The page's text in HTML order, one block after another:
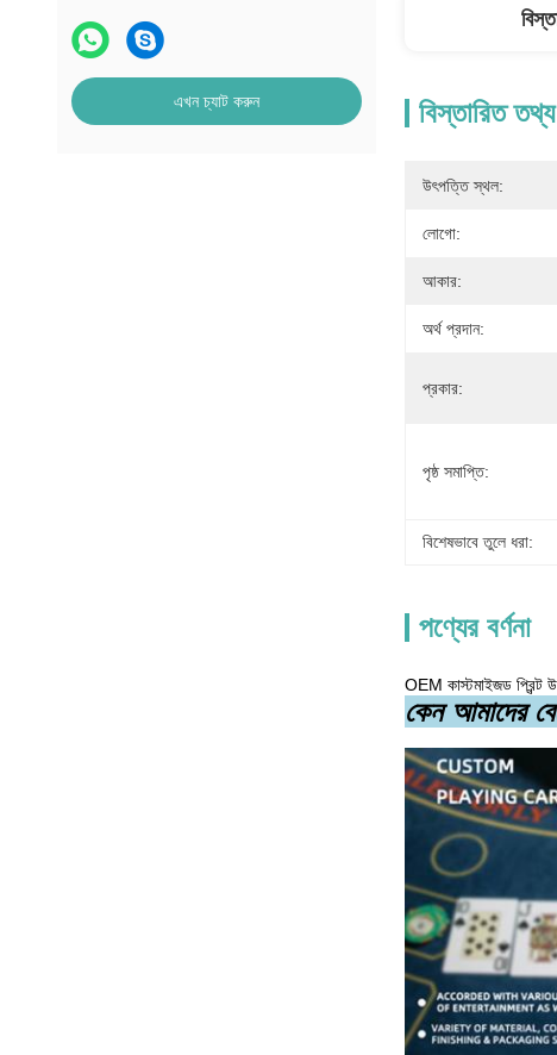
এখন চ্যাট করুন বিস্তারিত তথ্য
উৎপত্তি স্থল:
লোগো:
আকার:
অর্থ প্রদান:
প্রকার:
পৃষ্ঠ সমাপ্তি:
বিশেষভাবে তুলে ধরা:
পণ্যের বর্ণনা
OEM কাস্টমাইজড প্রিন্ট
কেন আমাদের